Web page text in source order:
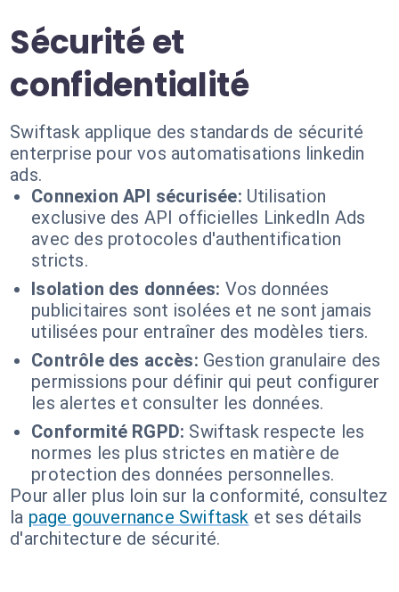
Sécurité et
confidentialité
Swiftask applique des standards de sécurité
enterprise pour vos automatisations linkedin
ads.
Connexion API sécurisée: Utilisation
exclusive des API officielles LinkedIn Ads
avec des protocoles d'authentification
stricts.
Isolation des données: Vos données
publicitaires sont isolées et ne sont jamais
utilisées pour entraîner des modèles tiers.
Contrôle des accès: Gestion granulaire des
permissions pour définir qui peut configurer
les alertes et consulter les données.
Conformité RGPD: Swiftask respecte les
normes les plus strictes en matière de
protection des données personnelles.
Pour aller plus loin sur la conformité, consultez
la page gouvernance Swiftask et ses détails
d'architecture de sécurité.